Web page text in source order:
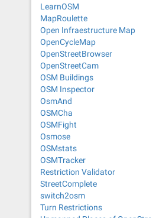
LearnOSM
MapRoulette
Open Infraestructure Map
OpenCycleMap
OpenStreetBrowser
OpenStreetCam
OSM Buildings
OSM Inspector
OsmAnd
OSMCha
OSMFight
Osmose
OSMstats
OSMTracker
Restriction Validator
StreetComplete
switch2osm
Turn Restrictions